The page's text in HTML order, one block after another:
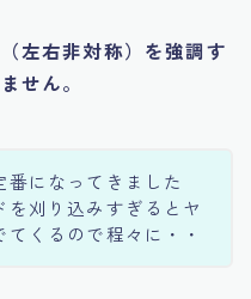
左右非対称）を強調す
せん。
番になってきました
を刈り込みすぎるとヤ
くるので程々に・・